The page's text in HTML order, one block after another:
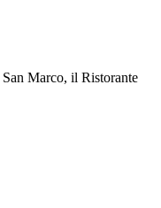
Marco, il Ristorante